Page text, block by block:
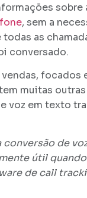
sobre
, sem a
as
conversado.
focados
muitas
voz em texto
conversão de
útil
de call